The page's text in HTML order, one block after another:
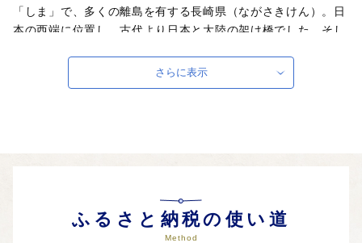
「しま」で、多くの離島を有する長崎県（ながさきけん）。日
本の西端に位置し、古代より日本と大陸の架け橋でした。そし
の文化を受け入れながら、多くの人と交流し栄えてきました。
今でも県内各地には、その交流の歴史を物語る文化財などが数
外部サイトへ遷移します。
個人情報の保護は遷移先サイトの方針に従います。
さらに表示
ふるさと納税の使い道
Method